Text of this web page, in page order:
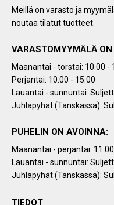
Meillä on varasto ja
noutaa tilatut tuotteet.
VARASTOMYYMÄLÄ
Maanantai - torstai: 10.00 -
Perjantai: 10.00 - 15.00
Lauantai - sunnuntai:
Juhlapyhät (Tanskassa):
PUHELIN ON AVOINNA:
Maanantai - perjantai:
Lauantai - sunnuntai:
Juhlapyhät (Tanskassa):
TIEDOT